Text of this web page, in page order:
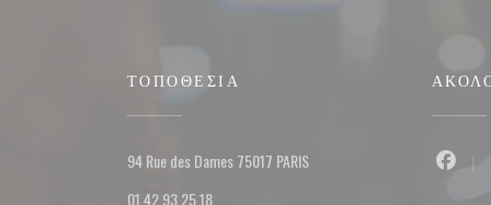
ΤΟΠΟΘΕΣΊΑ
94 Rue des Dames 75017 PARIS((ανοίγει σε νέο παράθυρο))
01 42 93 25 18